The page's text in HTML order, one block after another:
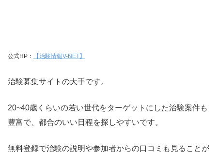
公式HP： 【治験情報V-NET】
治験募集サイトの大手です。
20~40歳くらいの若い世代をターゲットにした治験案件も
豊富で、都合のいい日程を探しやすいです。
無料登録で治験の説明や参加者からの口コミも見ることが